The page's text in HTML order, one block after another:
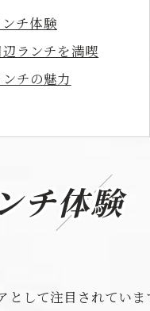
チ体験
ランチを満喫
チの魅力
ト体験
ート提案
チを探すなら
チのポイント
ランチ選び
魅力紹介
チ体験
して注目されてい